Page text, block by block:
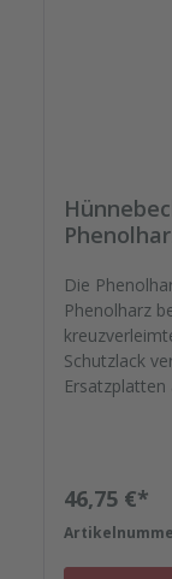
Die
Phenolharz
Schutzlack
Ersatzplatten
Nieten,
Regulärer
46,75 €*